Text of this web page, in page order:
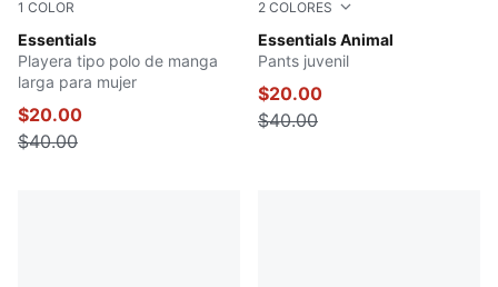
1 COLOR
Essentials
PLUM JAM
Playera tipo polo de manga
larga para mujer
$20.00
$40.00
2 COLORES
Essentials Animal
PUMA BLACK
Pants juvenil
$20.00
$40.00